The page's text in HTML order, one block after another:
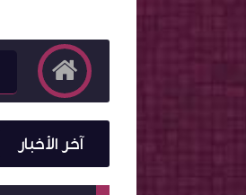
آخر الأخبار